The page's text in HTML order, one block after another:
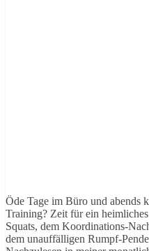
Öde Tage im Büro und abends
Training? Zeit für ein
Squats, dem Koordinations-
dem unauffälligen Rumpf-